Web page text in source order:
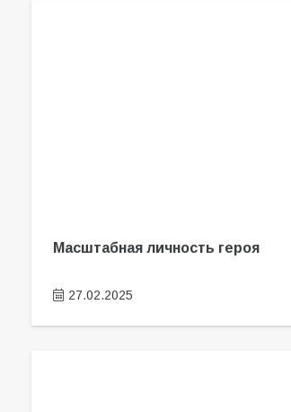
Масштабная личность героя
27.02.2025